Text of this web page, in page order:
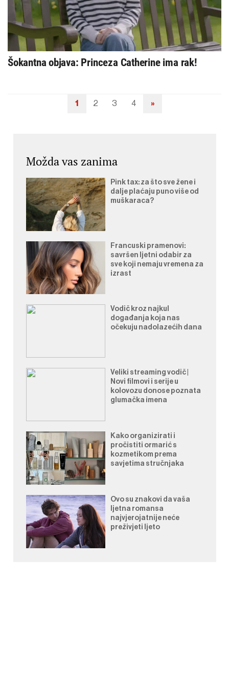
Šokantna objava: Princeza Catherine ima rak!
Navigacija
1 2 3 4 »
Možda vas zanima
Pink tax: za što sve žene i
dalje plaćaju puno više od
muškaraca?
Francuski pramenovi:
savršen ljetni odabir za
sve koji nemaju vremena za
izrast
Vodič kroz najkul
događanja koja nas
očekuju nadolazećih dana
Veliki streaming vodič |
Novi filmovi i serije u
kolovozu donose poznata
glumačka imena
Kako organizirati i
pročistiti ormarić s
kozmetikom prema
savjetima stručnjaka
Ovo su znakovi da vaša
ljetna romansa
najvjerojatnije neće
preživjeti ljeto